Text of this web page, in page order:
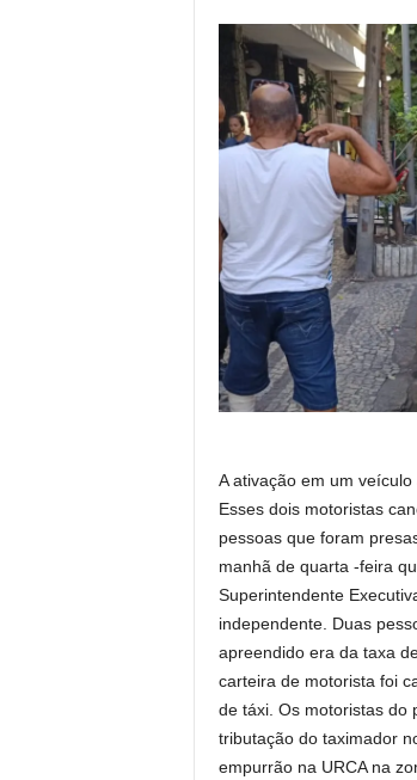
A ativação em um
Esses dois motoristas
pessoas que foram
manhã de quarta -feira
Superintendente
independente. Duas
apreendido era da taxa
carteira de motorista foi
de táxi. Os motoristas do
tributação do taximador
empurrão na URCA na